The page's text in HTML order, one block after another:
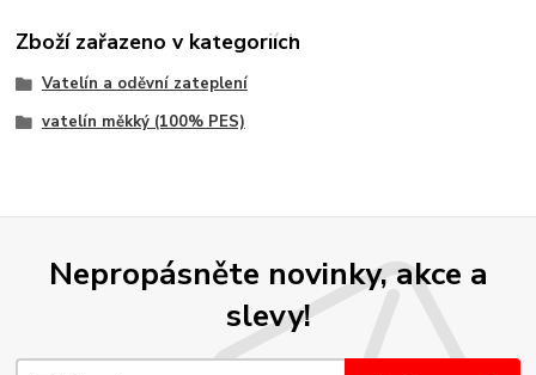
Zboží zařazeno v kategoriích
Vatelín a oděvní zateplení
vatelín měkký (100% PES)
Nepropásněte novinky, akce a
slevy!